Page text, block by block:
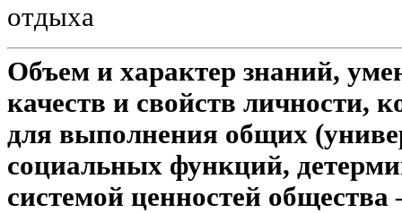
отдыха
Объем и характер знаний,
качеств и свойств личности,
для выполнения общих
социальных функций,
системой ценностей